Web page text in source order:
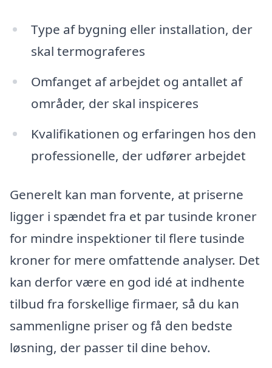
Type af bygning eller installation, der
skal termograferes
Omfanget af arbejdet og antallet af
områder, der skal inspiceres
Kvalifikationen og erfaringen hos den
professionelle, der udfører arbejdet
Generelt kan man forvente, at priserne
ligger i spændet fra et par tusinde kroner
for mindre inspektioner til flere tusinde
kroner for mere omfattende analyser. Det
kan derfor være en god idé at indhente
tilbud fra forskellige firmaer, så du kan
sammenligne priser og få den bedste
løsning, der passer til dine behov.